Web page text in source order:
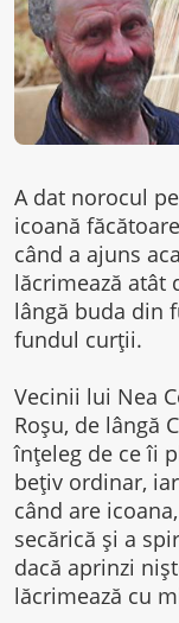
A dat norocul
icoană
când a ajuns
lăcrimează atât
lângă buda din
fundul curții.
Vecinii lui Nea
Roșu, de lângă
înțeleg de ce îi
bețiv ordinar,
când are
secărică și a
dacă aprinzi
lăcrimează cu